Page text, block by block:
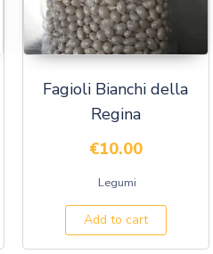
Fagioli Bianchi della
Regina
€10.00
Legumi
Add to cart